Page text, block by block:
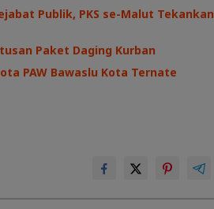
Publik, PKS se-Malut Tekankan
Paket Daging Kurban
PAW Bawaslu Kota Ternate